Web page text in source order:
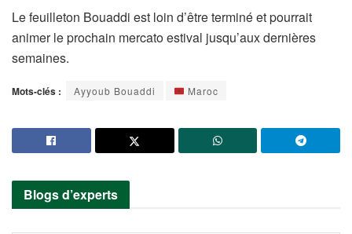
Le feuilleton Bouaddi est loin d’être terminé et pourrait
animer le prochain mercato estival jusqu’aux dernières
semaines.
Mots-clés : Ayyoub Bouaddi Maroc
Blogs d’experts